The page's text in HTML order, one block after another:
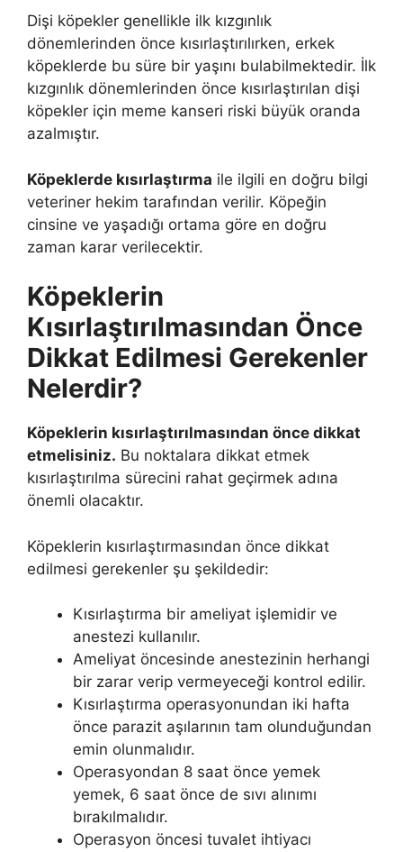
Dişi köpekler genellikle ilk kızgınlık
dönemlerinden önce kısırlaştırılırken, erkek
köpeklerde bu süre bir yaşını bulabilmektedir. İlk
kızgınlık dönemlerinden önce kısırlaştırılan dişi
köpekler için meme kanseri riski büyük oranda
azalmıştır.
Köpeklerde kısırlaştırma ile ilgili en doğru bilgi
veteriner hekim tarafından verilir. Köpeğin
cinsine ve yaşadığı ortama göre en doğru
zaman karar verilecektir.
Köpeklerin
Kısırlaştırılmasından Önce
Dikkat Edilmesi Gerekenler
Nelerdir?
Köpeklerin kısırlaştırılmasından önce dikkat
etmelisiniz. Bu noktalara dikkat etmek
kısırlaştırılma sürecini rahat geçirmek adına
önemli olacaktır.
Köpeklerin kısırlaştırmasından önce dikkat
edilmesi gerekenler şu şekildedir:
Kısırlaştırma bir ameliyat işlemidir ve
anestezi kullanılır.
Ameliyat öncesinde anestezinin herhangi
bir zarar verip vermeyeceği kontrol edilir.
Kısırlaştırma operasyonundan iki hafta
önce parazit aşılarının tam olunduğundan
emin olunmalıdır.
Operasyondan 8 saat önce yemek
yemek, 6 saat önce de sıvı alınımı
bırakılmalıdır.
Operasyon öncesi tuvalet ihtiyacı